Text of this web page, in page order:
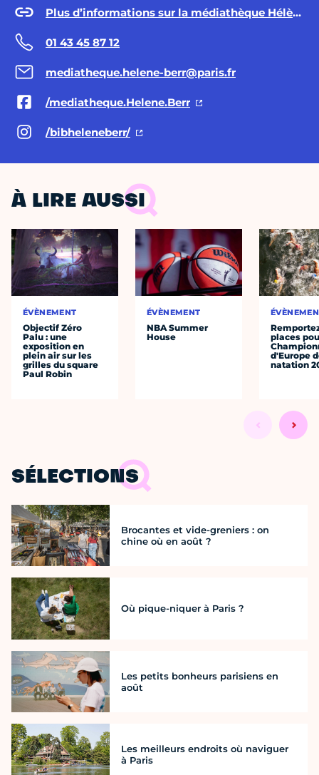
Plus d’informations sur la médiathèque Hélène Berr
01 43 45 87 12
mediatheque.helene-berr@paris.fr
/mediatheque.Helene.Berr
/bibheleneberr/
À LIRE AUSSI
ÉVÈNEMENT
Objectif Zéro
Palu : une
exposition en
plein air sur les
grilles du square
Paul Robin
ÉVÈNEMENT
NBA Summer
House
places
d'Europe
natation
SÉLECTIONS
Brocantes et vide-greniers : on
chine où en août ?
Où pique-niquer à Paris ?
Les petits bonheurs parisiens en
août
Les meilleurs endroits où naviguer
à Paris